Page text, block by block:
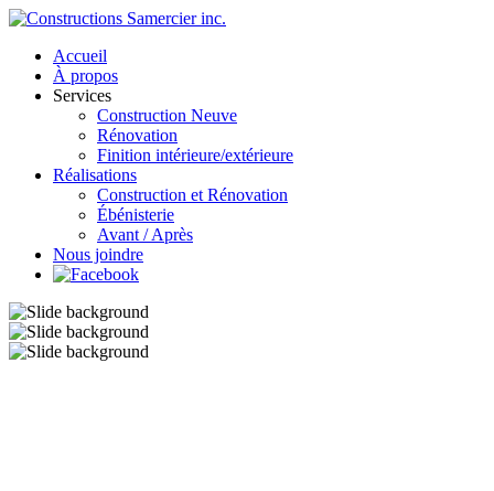
Accueil
À propos
Services
Construction Neuve
Rénovation
Finition intérieure/extérieure
Réalisations
Construction et Rénovation
Ébénisterie
Avant / Après
Nous joindre